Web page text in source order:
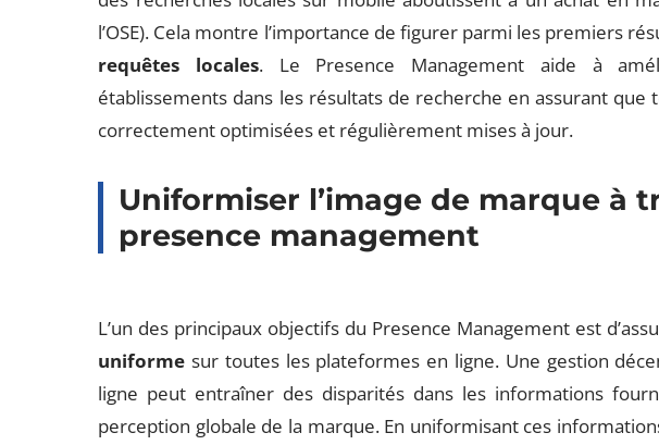
l’OSE). Cela montre l’importance de figurer parmi les premiers
requêtes locales. Le Presence Management aide à
établissements dans les résultats de recherche en assurant
correctement optimisées et régulièrement mises à jour.
Uniformiser l’image de marque à
presence management
L’un des principaux objectifs du Presence Management est
uniformesur toutes les plateformes en ligne. Une gestion
ligne peut entraîner des disparités dans les informations
perception globale de la marque. En uniformisant ces